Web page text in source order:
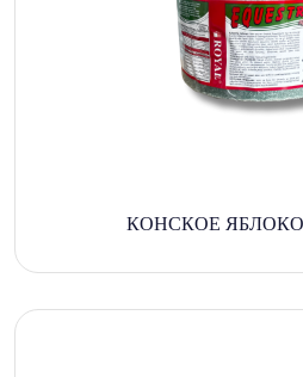
КОНСКОЕ ЯБЛОКО